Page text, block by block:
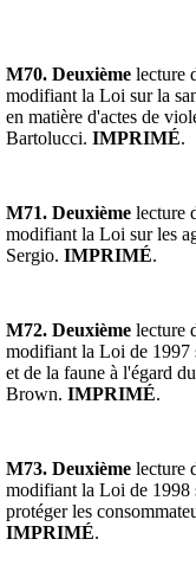
M70. Deuxième lecture
modifiant la Loi sur la
en matière d'actes de
Bartolucci. IMPRIMÉ.
M71. Deuxième lecture
modifiant la Loi sur les
Sergio. IMPRIMÉ.
M72. Deuxième lecture
modifiant la Loi de 1997
et de la faune à l'égard
Brown. IMPRIMÉ.
M73. Deuxième lecture
modifiant la Loi de 1998
protéger les
IMPRIMÉ.